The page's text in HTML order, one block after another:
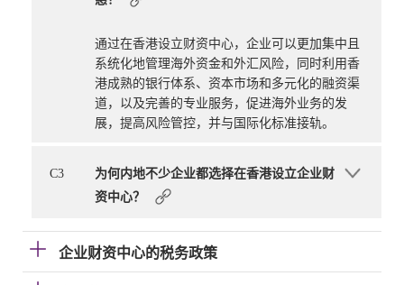
通过在香港设立财资中心，企业可以更加集中且
系统化地管理海外资金和外汇风险，同时利用香
港成熟的银行体系、资本市场和多元化的融资渠
道，以及完善的专业服务，促进海外业务的发
展，提高风险管控，并与国际化标准接轨。
C3
为何内地不少企业都选择在香港设立企业财
资中心？
企业财资中心的税务政策